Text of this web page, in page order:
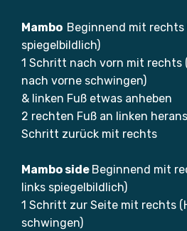
Mambo Beginnend mit
spiegelbildlich)
1 Schritt nach vorn mit rechts
nach vorne schwingen)
& linken Fuß etwas anheben
2 rechten Fuß an linken
Schritt zurück mit rechts
Mambo side Beginnend mit
links spiegelbildlich)
1 Schritt zur Seite mit rechts
schwingen)